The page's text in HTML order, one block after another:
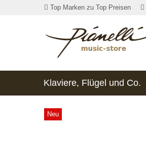
Top Marken zu Top Preisen
Klaviere, Flügel und Co.
Neu